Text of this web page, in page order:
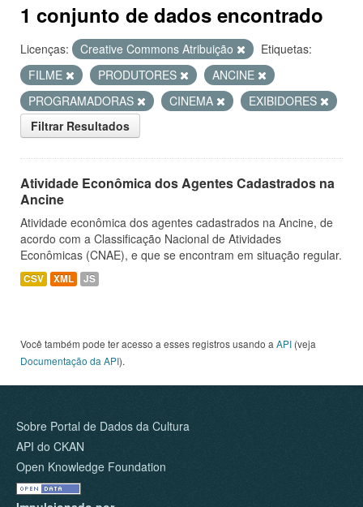
1 conjunto de dados encontrado
Licenças: Creative Commons Atribuição
Etiquetas:
FILME
PRODUTORES
ANCINE
PROGRAMADORAS
CINEMA
EXIBIDORES
Filtrar Resultados
Atividade Econômica dos Agentes Cadastrados na
Ancine
Atividade econômica dos agentes cadastrados na Ancine, de
acordo com a Classificação Nacional de Atividades
Econômicas (CNAE), e que se encontram em situação regular.
CSV XML JS
Você também pode ter acesso a esses registros usando a API (veja
Documentação da API).
Sobre Portal de Dados da Cultura
API do CKAN
Open Knowledge Foundation